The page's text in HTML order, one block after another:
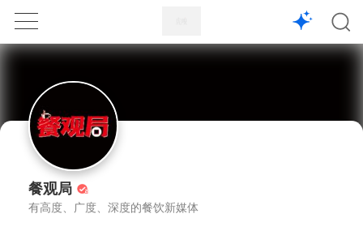
1X
餐观局
有高度、广度、深度的餐饮新媒体